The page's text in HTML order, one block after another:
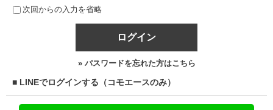
次回からの入力を省略
ログイン
» パスワードを忘れた方はこちら
■ LINEでログインする（コモエースのみ）